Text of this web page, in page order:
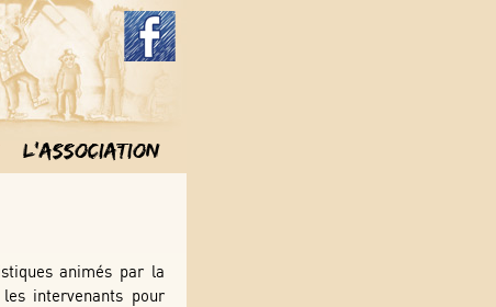
L'association
animés par la
intervenants pour